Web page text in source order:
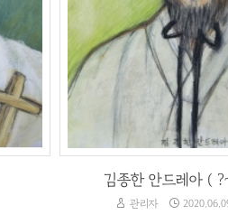
김종한 안드레아 (
관리자